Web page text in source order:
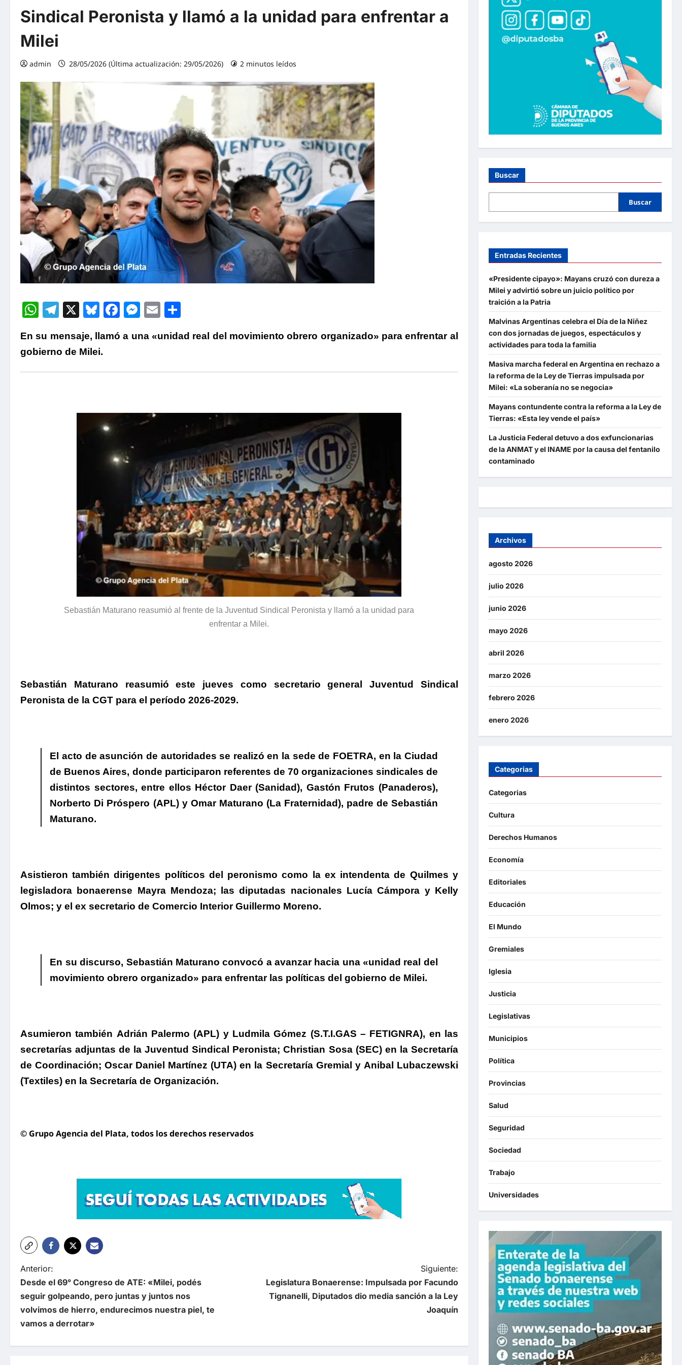
Sindical Peronista y llamó a la unidad para enfrentar a
Milei
admin 28/05/2026 (Última actualización: 29/05/2026) 2 minutos leídos
WhatsApp
Telegram
X Bluesky
Facebook
Messenger
Email
En su mensaje, llamó a una «unidad real del movimiento obrero organizado» para enfrentar al
gobierno de Milei.
Sebastián Maturano reasumió al frente de la Juventud Sindical Peronista y llamó a la unidad para
enfrentar a Milei.
Sebastián Maturano reasumió este jueves como secretario general Juventud Sindical
Peronista de la CGT para el período 2026-2029.
El acto de asunción de autoridades se realizó en la sede de FOETRA, en la Ciudad
de Buenos Aires, donde participaron referentes de 70 organizaciones sindicales de
distintos sectores, entre ellos Héctor Daer (Sanidad), Gastón Frutos (Panaderos),
Norberto Di Próspero (APL) y Omar Maturano (La Fraternidad), padre de Sebastián
Maturano.
Asistieron también dirigentes políticos del peronismo como la ex intendenta de Quilmes y
legisladora bonaerense Mayra Mendoza; las diputadas nacionales Lucía Cámpora yKelly
Olmos; y el ex secretario de Comercio InteriorGuillermo Moreno.
En su discurso, Sebastián Maturano convocó a avanzar hacia una «unidad real del
movimiento obrero organizado» para enfrentar las políticas del gobierno de Milei.
Asumieron también Adrián Palermo (APL) y Ludmila Gómez (S.T.I.GAS – FETIGNRA), en las
secretarías adjuntas de la Juventud Sindical Peronista;Christian Sosa(SEC) en la Secretaría
de Coordinación;Oscar Daniel Martínez (UTA) en la Secretaría Gremial y Anibal Lubaczewski
(Textiles) en la Secretaría de Organización.
© Grupo Agencia del Plata, todos los derechos reservados
N
a
v
e
g
Anterior:
Desde el 69° Congreso de ATE: «Milei, podés
seguir golpeando, pero juntas y juntos nos
volvimos de hierro, endurecimos nuestra piel, te
vamos a derrotar»
Siguiente:
Legislatura Bonaerense: Impulsada por Facundo
Tignanelli, Diputados dio media sanción a la Ley
Joaquín
Buscar
Buscar
Entradas Recientes
«Presidente cipayo»: Mayans cruzó con dureza a
Milei y advirtió sobre un juicio político por
traición a la Patria
Malvinas Argentinas celebra el Día de la Niñez
con dos jornadas de juegos, espectáculos y
actividades para toda la familia
Masiva marcha federal en Argentina en rechazo a
la reforma de la Ley de Tierras impulsada por
Milei: «La soberanía no se negocia»
Mayans contundente contra la reforma a la Ley de
Tierras: «Esta ley vende el país»
La Justicia Federal detuvo a dos exfuncionarias
de la ANMAT y el INAME por la causa del fentanilo
contaminado
Archivos
agosto 2026
julio 2026
junio 2026
mayo 2026
abril 2026
marzo 2026
febrero 2026
enero 2026
Categorias
Categorias
Cultura
Derechos Humanos
Economía
Editoriales
Educación
El Mundo
Gremiales
Iglesia
Justicia
Legislativas
Municipios
Política
Provincias
Salud
Seguridad
Sociedad
Trabajo
Universidades